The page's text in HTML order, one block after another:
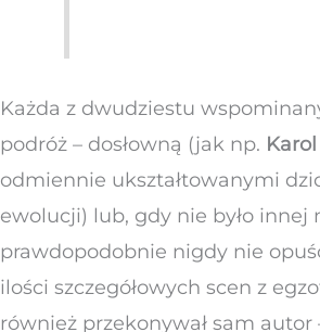
Każda z dwudziestu
podróż – dosłowną (jak np.
odmiennie ukształtowanymi
ewolucji) lub, gdy nie było
prawdopodobnie nigdy nie
ilości szczegółowych scen z
również przekonywał sam autor